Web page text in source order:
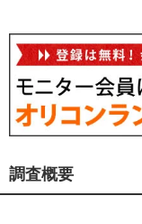
調査概要